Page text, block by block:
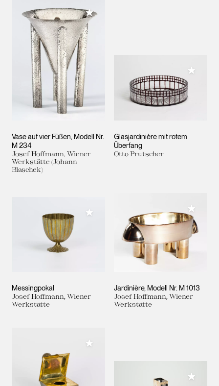
Vase auf vier Füßen, Modell Nr.
M 234
Josef Hoffmann, Wiener
Werkstätte (Johann
Blaschek)
Meiner Sammlung hinzufügen
Glasjardinière mit rotem
Überfang
Otto Prutscher
Meiner
Messingpokal
Josef Hoffmann, Wiener
Werkstätte
Meiner Sammlung hinzufügen
Jardinière, Modell Nr. M 1013
Josef Hoffmann, Wiener
Werkstätte
Meiner
Meiner Sammlung hinzufügen
Meiner